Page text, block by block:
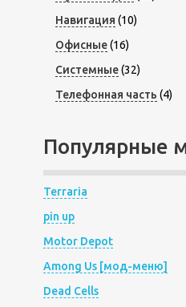
Навигация (10)
Офисные(16)
Системные(32)
Телефонная часть (4)
Популярные
Terraria
pin up
Motor Depot
Among Us [мод-меню]
Dead Cells